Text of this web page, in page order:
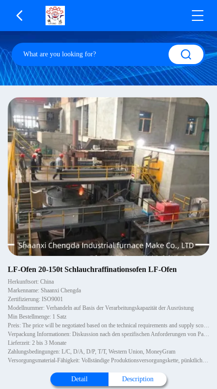
LF-Ofen 20-150t Schlauchraffinationsofen LF-Ofen
Herkunftsort: China
Markenname: Shaanxi Chengda
Zertifizierung: ISO9001
Modellnummer: Verhandeln auf Basis der Verarbeitungskapazität der Ausrüstung
Min Bestellmenge: 1 Satz
Preis: The price will be negotiated based on the technical requirements and supply scope of Party A
Verpackung Informationen: Diskussion nach den spezifischen Anforderungen von Partei A
Lieferzeit: 2 bis 3 Monate
Zahlungsbedingungen: L/C, D/A, D/P, T/T, Western Union, MoneyGram
Versorgungsmaterial-Fähigkeit: Vollständige Produktionsversorgungskette, pünktliche Lieferung und Einhaltung von Qualitätsstandards
Detail Description